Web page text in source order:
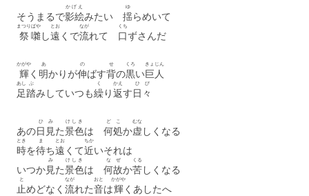
そうまるで影絵
かげえ
みたい 揺
ゆ
らめいて
祭
まつり
囃
ばや
し遠
とお
くで流
なが
れて 口
くち
ずさんだ
輝
かがや
く 明
あ
かりが伸
の
ばす背
せ
の黒
くろ
い巨人
きょじん
足
あし
踏
ぶ
みしていつも繰
く
り返
かえ
す日々
ひび
あの日
ひ
見
み
た景色
けしき
は 何処
どこ
か虚
むな
しくなる
時
とき
を待
ま
ち遠
とお
くて近
ちか
いそれは
いつか見
み
た景色
けしき
は 何故
なぜ
か苦
くる
しくなる
止
と
めどなく 流
なが
れた音
おと
は輝
かがや
くあしたへ